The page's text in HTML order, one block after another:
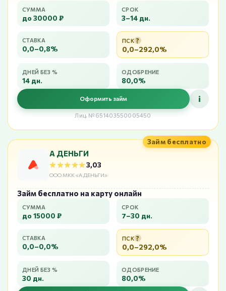
СУММА
до 30000 ₽
СРОК
3–14 дн.
СТАВКА
0,0–0,8%
ПСК ?
0,0–292,0%
ДНЕЙ БЕЗ %
14 дн.
ОДОБРЕНИЕ
80,0%
Оформить займ i
Лиц. №651403550005450
Займ бесплатно
А ДЕНЬГИ
★★★★★
★★★★★3,03
ООО МКК «А ДЕНЬГИ»
Займ бесплатно на карту онлайн
СУММА
до 15000 ₽
СРОК
7–30 дн.
СТАВКА
0,0–0,0%
ПСК ?
0,0–292,0%
ДНЕЙ БЕЗ %
30 дн.
ОДОБРЕНИЕ
80,0%